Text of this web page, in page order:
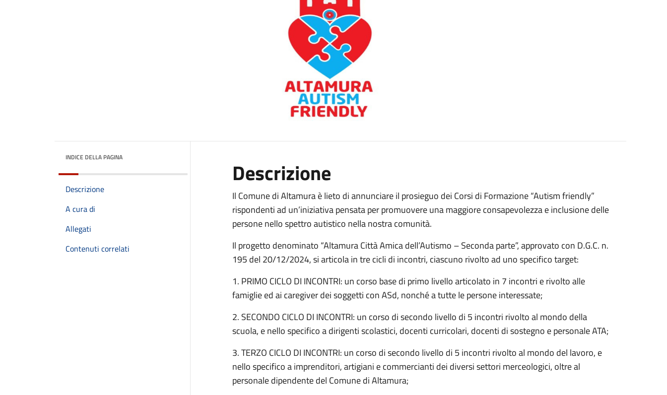
INDICE DELLA PAGINA
Descrizione
A cura di
Allegati
Contenuti correlati
Descrizione
Il Comune di Altamura è lieto di annunciare il prosieguo dei Corsi di Formazione “Autism friendly”
rispondenti ad un’iniziativa pensata per promuovere una maggiore consapevolezza e inclusione delle
persone nello spettro autistico nella nostra comunità.
Il progetto denominato “Altamura Città Amica dell’Autismo – Seconda parte”, approvato con D.G.C. n.
195 del 20/12/2024, si articola in tre cicli di incontri, ciascuno rivolto ad uno specifico target:
1. PRIMO CICLO DI INCONTRI: un corso base di primo livello articolato in 7 incontri e rivolto alle
famiglie ed ai caregiver dei soggetti con ASd, nonché a tutte le persone interessate;
2. SECONDO CICLO DI INCONTRI: un corso di secondo livello di 5 incontri rivolto al mondo della
scuola, e nello specifico a dirigenti scolastici, docenti curricolari, docenti di sostegno e personale ATA;
3. TERZO CICLO DI INCONTRI: un corso di secondo livello di 5 incontri rivolto al mondo del lavoro, e
nello specifico a imprenditori, artigiani e commercianti dei diversi settori merceologici, oltre al
personale dipendente del Comune di Altamura;